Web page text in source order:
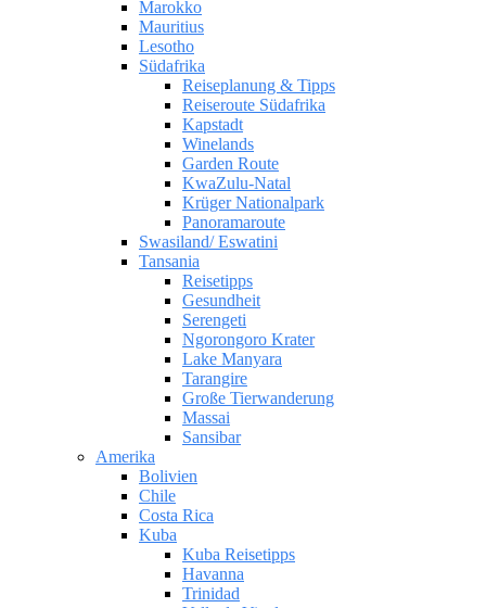
Marokko
Mauritius
Lesotho
Südafrika
Reiseplanung & Tipps
Reiseroute Südafrika
Kapstadt
Winelands
Garden Route
KwaZulu-Natal
Krüger Nationalpark
Panoramaroute
Swasiland/ Eswatini
Tansania
Reisetipps
Gesundheit
Serengeti
Ngorongoro Krater
Lake Manyara
Tarangire
Große Tierwanderung
Massai
Sansibar
Amerika
Bolivien
Chile
Costa Rica
Kuba
Kuba Reisetipps
Havanna
Trinidad